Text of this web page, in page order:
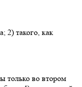
2) такого, как
только во втором